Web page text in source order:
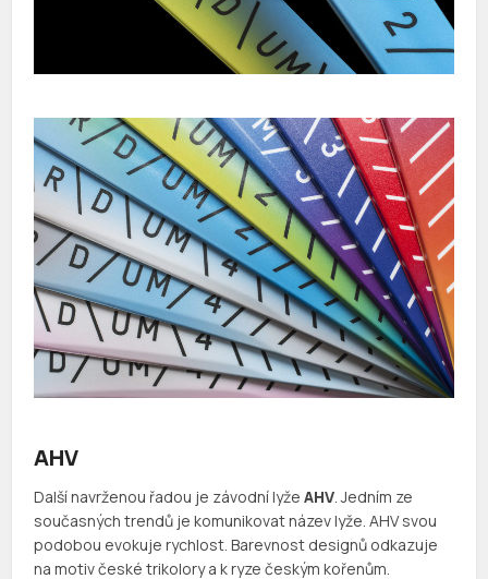
AHV
Další navrženou řadou je závodní lyžeAHV . Jedním ze
současných trendů je komunikovat název lyže. AHV svou
podobou evokuje rychlost. Barevnost designů odkazuje
na motiv české trikolory a k ryze českým kořenům.